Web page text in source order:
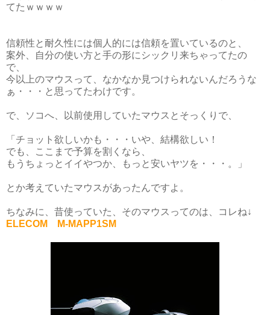
てたｗｗｗｗ
信頼性と耐久性には個人的には信頼を置いているのと、
案外、自分の使い方と手の形にシックリ来ちゃってたの
で、
今以上のマウスって、なかなか見つけられないんだろうな
ぁ・・・と思ってたわけです。
で、ソコへ、以前使用していたマウスとそっくりで、
「チョット欲しいかも・・・いや、結構欲しい！
でも、ここまで予算を割くなら、
もうちょっとイイやつか、もっと安いヤツを・・・。」
とか考えていたマウスがあったんですよ。
ちなみに、昔使っていた、そのマウスってのは、コレね↓
ELECOM M-MAPP1SM